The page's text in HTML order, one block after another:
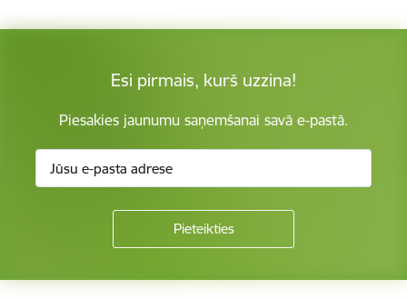
Esi pirmais, kurš uzzina!
Piesakies jaunumu saņemšanai savā e-pastā.
Kājene